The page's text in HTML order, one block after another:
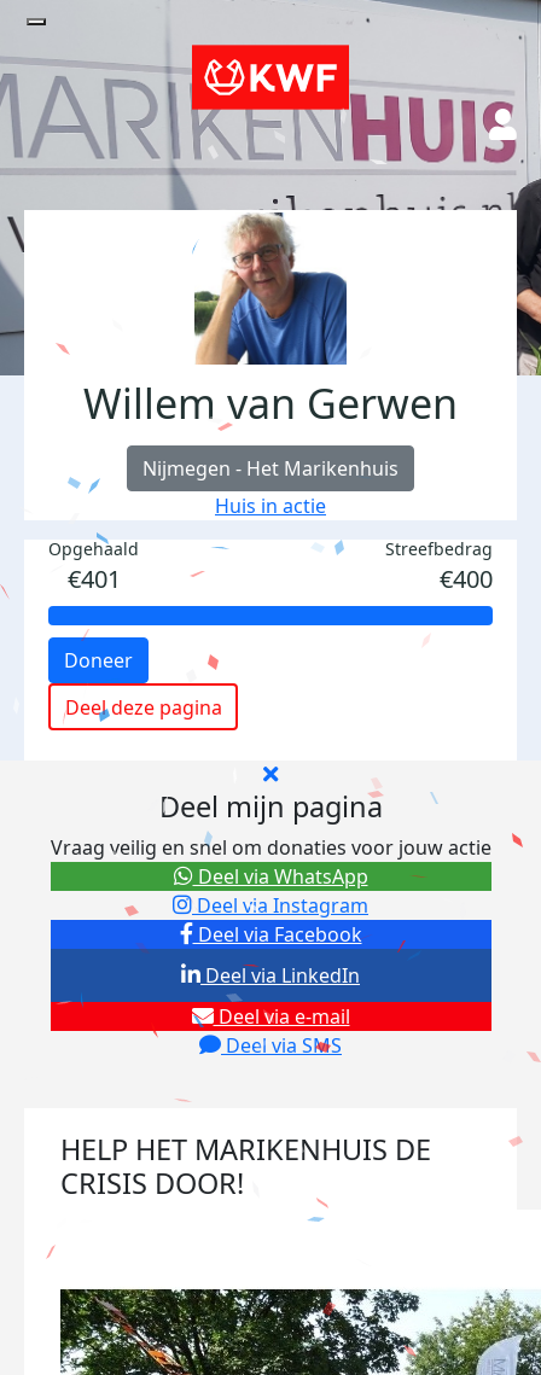
Willem van Gerwen
Nijmegen - Het Marikenhuis
Huis in actie
Opgehaald
€401
Streefbedrag
€400
Doneer
Deel deze pagina
Deel mijn pagina
Vraag veilig en snel om donaties voor jouw actie
Deel via Facebook
Deel via Instagram
Deel via e-mail
Deel via SMS
Deel via LinkedIn
Deel via WhatsApp
HELP HET MARIKENHUIS DE
CRISIS DOOR!